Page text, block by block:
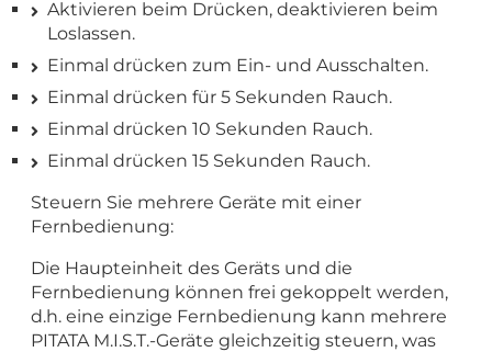
Aktivieren beim Drücken, deaktivieren beim
Loslassen.
Einmal drücken zum Ein- und Ausschalten.
Einmal drücken für 5 Sekunden Rauch.
Einmal drücken 10 Sekunden Rauch.
Einmal drücken 15 Sekunden Rauch.
Steuern Sie mehrere Geräte mit einer
Fernbedienung:
Die Haupteinheit des Geräts und die
Fernbedienung können frei gekoppelt werden,
d.h. eine einzige Fernbedienung kann mehrere
PITATA M.I.S.T.-Geräte gleichzeitig steuern, was